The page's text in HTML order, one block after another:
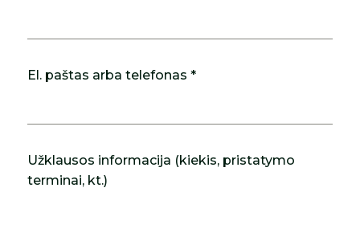
El. paštas arba telefonas *
Užklausos informacija (kiekis, pristatymo
terminai, kt.)